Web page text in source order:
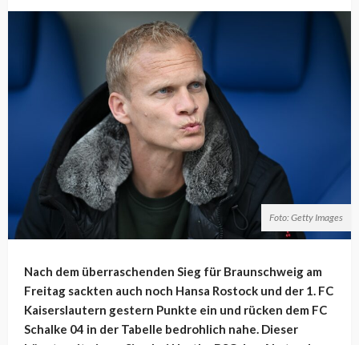
Foto: Getty Images
Nach dem überraschenden Sieg für Braunschweig am
Freitag sackten auch noch Hansa Rostock und der 1. FC
Kaiserslautern gestern Punkte ein und rücken dem FC
Schalke 04 in der Tabelle bedrohlich nahe. Dieser